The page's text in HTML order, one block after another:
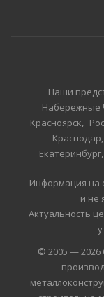
Наши
Набережные
Красноярск
Краснодар
Екатеринбург
Информация на
и не
Актуальность
© 2005 — 2026